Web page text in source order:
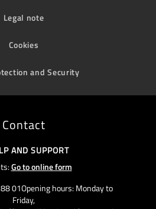
Legal note
Cookies
and Security
Contact
AND SUPPORT
Go to online form
01Opening hours: Monday to
Friday,